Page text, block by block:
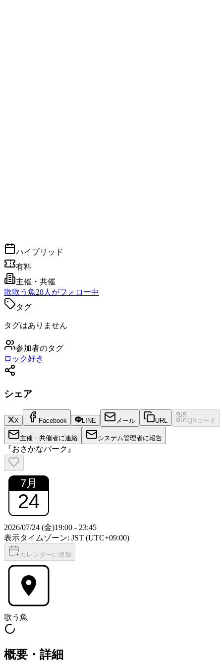
ハイブリッド
有料
主催・共催
歌歌う魚28人がフォロー中
タグ
タグはありません
参加者のタグ
ロック好き
シェア
X Facebook LINE メール URL QRコード
主催・共催者に連絡 システム管理者に報告
『おさかなパーク』
7月
24
2026/07/24 (金)19:00 - 23:45
表示タイムゾーン: JST (UTC+09:00)
カレンダーに追加
歌う魚
概要・詳細